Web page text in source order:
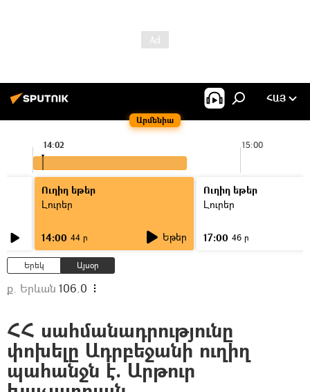
Արմենիա
ՀԱՅ
15:00
14:02
Ուղիղ եթեր
Լուրեր
14:00 44 ր Եթեր
Ուղիղ եթեր
Լուրեր
17:00 46 ր
Երեկ Այսօր
ք. Երևան 106.0
ՀՀ սահմանադրությունը
փոխելը Ադրբեջանի ուղիղ
պահանջն է. Արթուր